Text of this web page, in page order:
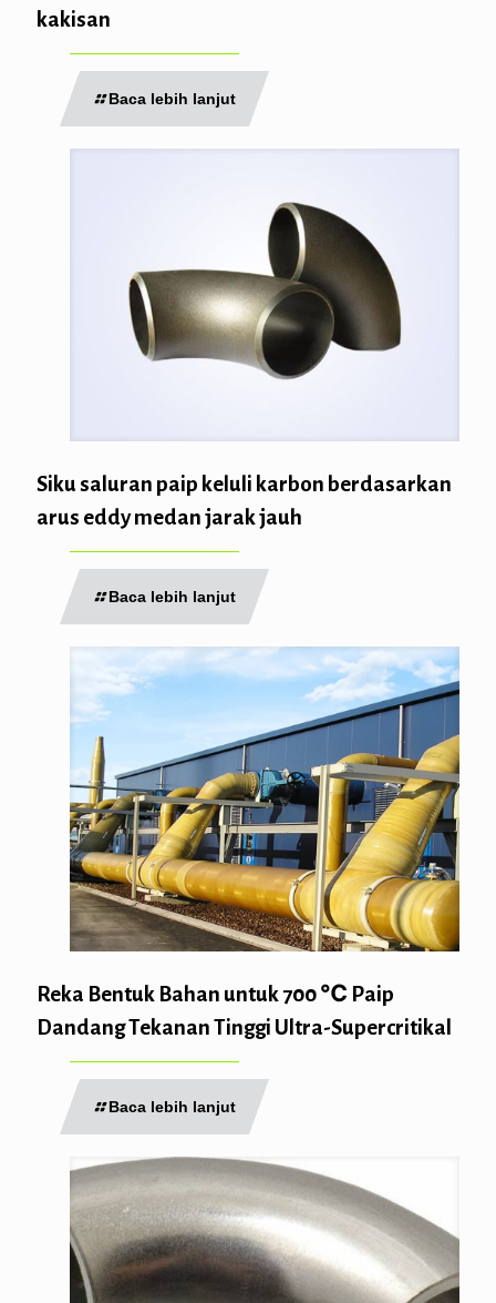
kakisan
Baca lebih lanjut
Siku saluran paip keluli karbon berdasarkan
arus eddy medan jarak jauh
Baca lebih lanjut
Reka Bentuk Bahan untuk 700 ℃ Paip
Dandang Tekanan Tinggi Ultra-Supercritikal
Baca lebih lanjut